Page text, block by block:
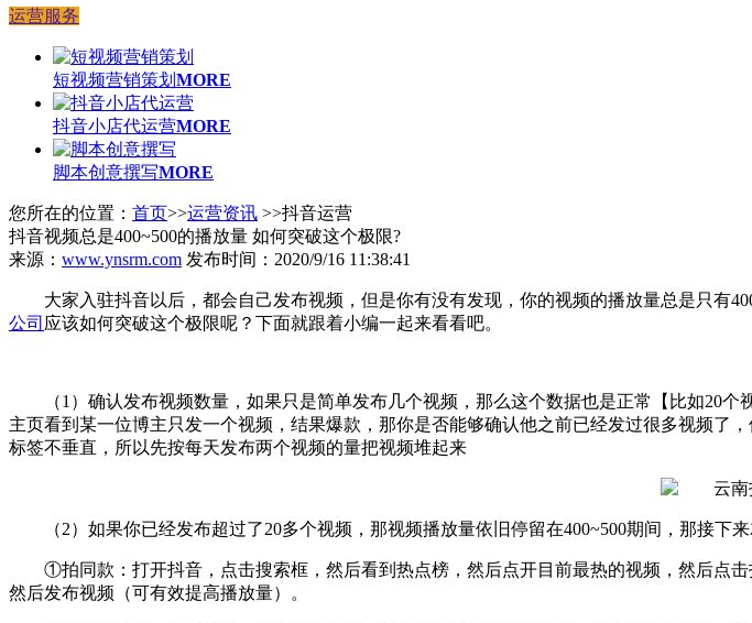
运营服务
短视频营销策划 MORE
抖音小店代运营MORE
脚本创意撰写MORE
您所在的位置： 首页>>运营资讯 >>抖音运营
抖音视频总是400~500的播放量 如何突破这个极限?
来源： www.ynsrm.com 发布时间：2020/9/16 11:38:41
大家入驻抖音以后，都会自己发布视频，但是你有没有发现，你的视频的播放量总是只有
公司 应该如何突破这个极限呢？下面就跟着小编一起来看看吧。
（1）确认发布视频数量，如果只是简单发布几个视频，那么这个数据也是正常【比如20
主页看到某一位博主只发一个视频，结果爆款，那你是否能够确认他之前已经发过很多视频了
标签不垂直，所以先按每天发布两个视频的量把视频堆起来
（2）如果你已经发布超过了20多个视频，那视频播放量依旧停留在400~500期间，那接下
①拍同款：打开抖音，点击搜索框，然后看到热点榜，然后点开目前最热的视频，然后点
然后发布视频（可有效提高播放量）。